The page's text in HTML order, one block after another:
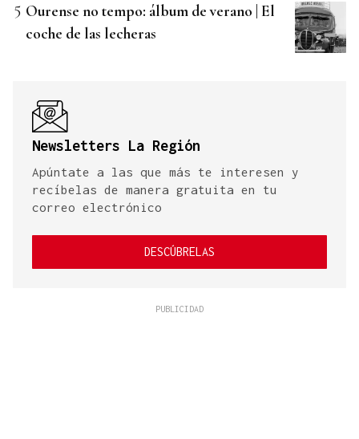
Ourense no tempo: álbum de verano | El
coche de las lecheras
Newsletters La Región
Apúntate a las que más te interesen y
recíbelas de manera gratuita en tu
correo electrónico
DESCÚBRELAS